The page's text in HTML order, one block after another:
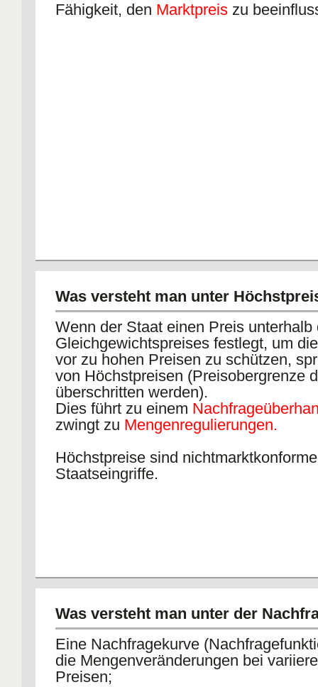
Fähigkeit, den Marktpreis zu
Was versteht man unter
Wenn der Staat einen Preis unterhalb
Gleichgewichtspreises festlegt, um
vor zu hohen Preisen zu schützen,
von Höchstpreisen (Preisobergrenze
überschritten werden).
Dies führt zu einem
zwingt zu Mengenregulierungen.
Höchstpreise sind nichtmarktkonforme
Staatseingriffe.
Was versteht man unter der
Eine Nachfragekurve
die Mengenveränderungen bei
Preisen;